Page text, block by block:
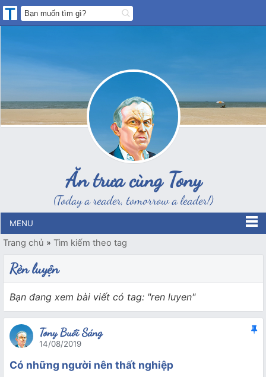
Ăn trưa cùng Tony
(Today a reader, tomorrow a leader!)
MENU
Trang chủ » Tìm kiếm theo tag
Rèn luyện
Bạn đang xem bài viết có tag: "ren luyen"
Tony Buổi Sáng
14/08/2019
Có những người nên thất nghiệp